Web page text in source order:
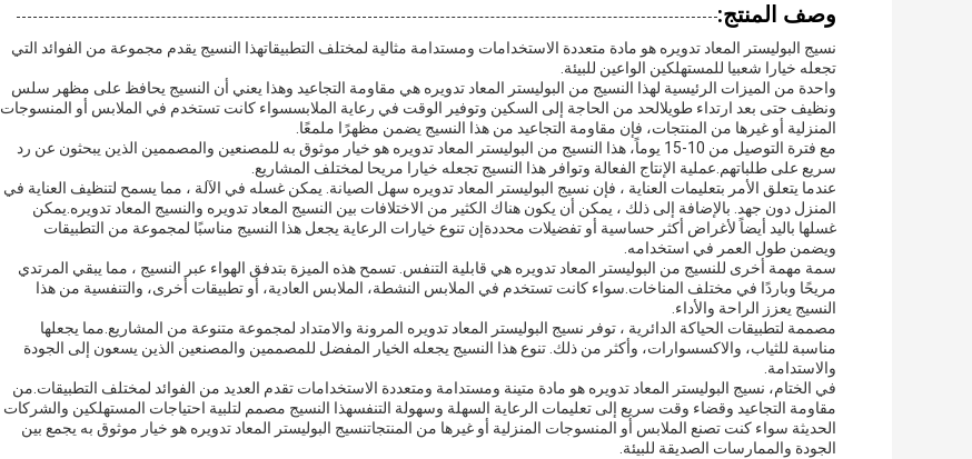
وصف المنتج:
نسيج البوليستر المعاد تدويره هو مادة متعددة الاستخدامات ومستدامة مثالية لمختلف التطبيقاتهذا النسيج يقدم مجموعة من الفوائد التي
تجعله خيارا شعبيا للمستهلكين الواعين للبيئة.
واحدة من الميزات الرئيسية لهذا النسيج من البوليستر المعاد تدويره هي مقاومة التجاعيد وهذا يعني أن النسيج يحافظ على مظهر سلس
ونظيف حتى بعد ارتداء طويلالحد من الحاجة إلى السكين وتوفير الوقت في رعاية الملابسسواء كانت تستخدم في الملابس أو المنسوجات
المنزلية أو غيرها من المنتجات، فإن مقاومة التجاعيد من هذا النسيج يضمن مظهرًا ملمعًا.
مع فترة التوصيل من 10-15 يوماً، هذا النسيج من البوليستر المعاد تدويره هو خيار موثوق به للمصنعين والمصممين الذين يبحثون عن رد
سريع على طلباتهم.عملية الإنتاج الفعالة وتوافر هذا النسيج تجعله خيارا مريحا لمختلف المشاريع.
عندما يتعلق الأمر بتعليمات العناية ، فإن نسيج البوليستر المعاد تدويره سهل الصيانة. يمكن غسله في الآلة ، مما يسمح لتنظيف العناية في
المنزل دون جهد. بالإضافة إلى ذلك ، يمكن أن يكون هناك الكثير من الاختلافات بين النسيج المعاد تدويره والنسيج المعاد تدويره.يمكن
غسلها باليد أيضاً لأغراض أكثر حساسية أو تفضيلات محددةإن تنوع خيارات الرعاية يجعل هذا النسيج مناسبًا لمجموعة من التطبيقات
ويضمن طول العمر في استخدامه.
سمة مهمة أخرى للنسيج من البوليستر المعاد تدويره هي قابلية التنفس. تسمح هذه الميزة بتدفق الهواء عبر النسيج ، مما يبقي المرتدي
مريحًا وباردًا في مختلف المناخات.سواء كانت تستخدم في الملابس النشطة، الملابس العادية، أو تطبيقات أخرى، والتنفسية من هذا
النسيج يعزز الراحة والأداء.
مصممة لتطبيقات الحياكة الدائرية ، توفر نسيج البوليستر المعاد تدويره المرونة والامتداد لمجموعة متنوعة من المشاريع.مما يجعلها
مناسبة للثياب، والاكسسوارات، وأكثر من ذلك. تنوع هذا النسيج يجعله الخيار المفضل للمصممين والمصنعين الذين يسعون إلى الجودة
والاستدامة.
في الختام، نسيج البوليستر المعاد تدويره هو مادة متينة ومستدامة ومتعددة الاستخدامات تقدم العديد من الفوائد لمختلف التطبيقات.من
مقاومة التجاعيد وقضاء وقت سريع إلى تعليمات الرعاية السهلة وسهولة التنفسهذا النسيج مصمم لتلبية احتياجات المستهلكين والشركات
الحديثة سواء كنت تصنع الملابس أو المنسوجات المنزلية أو غيرها من المنتجاتنسيج البوليستر المعاد تدويره هو خيار موثوق به يجمع بين
الجودة والممارسات الصديقة للبيئة.